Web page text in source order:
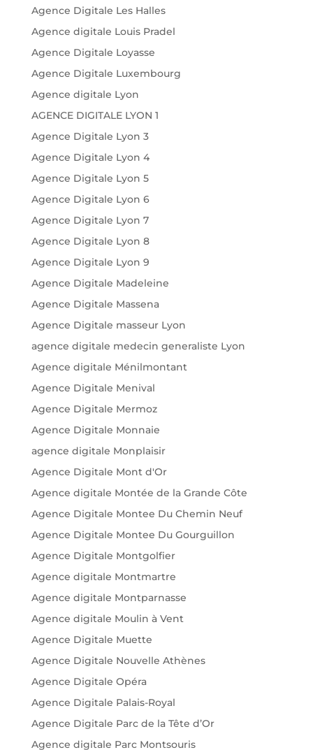
Agence Digitale Les Halles
Agence digitale Louis Pradel
Agence Digitale Loyasse
Agence Digitale Luxembourg
Agence digitale Lyon
AGENCE DIGITALE LYON 1
Agence Digitale Lyon 3
Agence Digitale Lyon 4
Agence Digitale Lyon 5
Agence Digitale Lyon 6
Agence Digitale Lyon 7
Agence Digitale Lyon 8
Agence Digitale Lyon 9
Agence Digitale Madeleine
Agence Digitale Massena
Agence Digitale masseur Lyon
agence digitale medecin generaliste Lyon
Agence digitale Ménilmontant
Agence Digitale Menival
Agence Digitale Mermoz
Agence Digitale Monnaie
agence digitale Monplaisir
Agence Digitale Mont d'Or
Agence digitale Montée de la Grande Côte
Agence Digitale Montee Du Chemin Neuf
Agence Digitale Montee Du Gourguillon
Agence Digitale Montgolfier
Agence digitale Montmartre
Agence digitale Montparnasse
Agence digitale Moulin à Vent
Agence Digitale Muette
Agence Digitale Nouvelle Athènes
Agence Digitale Opéra
Agence Digitale Palais-Royal
Agence Digitale Parc de la Tête d’Or
Agence digitale Parc Montsouris